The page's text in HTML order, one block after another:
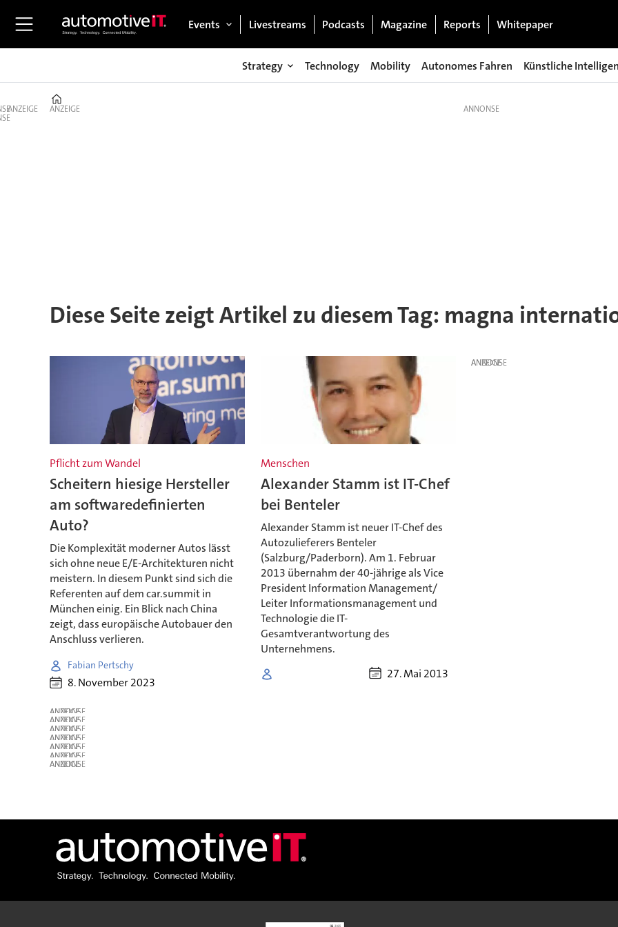
Events Livestreams Podcasts Magazine Reports Whitepaper
Strategy Technology Mobility Autonomes Fahren Künstliche
ANZEIGE ANZEIGE
Diese Seite zeigt Artikel zu diesem Tag: magna
Pflicht zum Wandel
Scheitern hiesige Hersteller
am softwaredefinierten
Auto?
Die Komplexität moderner Autos lässt
sich ohne neue E/E-Architekturen nicht
meistern. In diesem Punkt sind sich die
Referenten auf dem car.summit in
München einig. Ein Blick nach China
zeigt, dass europäische Autobauer den
Anschluss verlieren.
Fabian Pertschy
8. November 2023
Menschen
Alexander Stamm ist IT-Chef
bei Benteler
Alexander Stamm ist neuer IT-Chef des
Autozulieferers Benteler
(Salzburg/Paderborn). Am 1. Februar
2013 übernahm der 40-jährige als Vice
President Information Management/
Leiter Informationsmanagement und
Technologie die IT-
Gesamtverantwortung des
Unternehmens.
27. Mai 2013
ANZEIGE
ANZEIGE
ANZEIGE
ANZEIGE
ANZEIGE
ANZEIGE
ANZEIGE
ANZEIGE